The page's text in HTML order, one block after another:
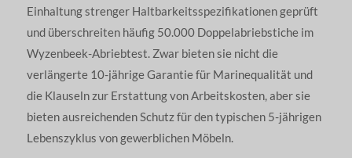
Einhaltung strenger Haltbarkeitsspezifikationen geprüft
und überschreiten häufig 50.000 Doppelabriebstiche im
Wyzenbeek-Abriebtest. Zwar bieten sie nicht die
verlängerte 10-jährige Garantie für Marinequalität und
die Klauseln zur Erstattung von Arbeitskosten, aber sie
bieten ausreichenden Schutz für den typischen 5-jährigen
Lebenszyklus von gewerblichen Möbeln.